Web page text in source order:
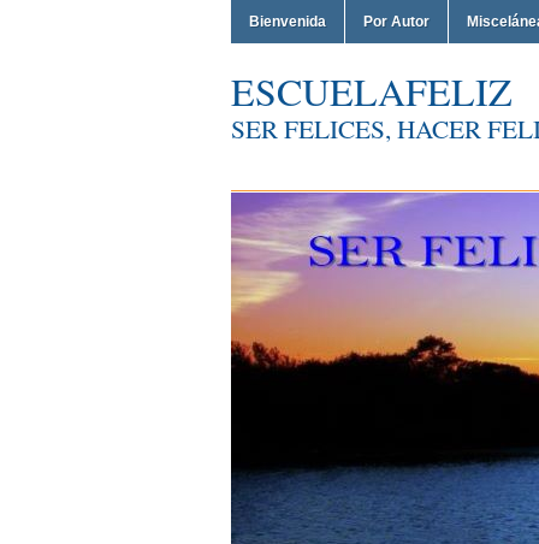
Bienvenida Por Autor
ESCUELAFELIZ
SER FELICES, HACER